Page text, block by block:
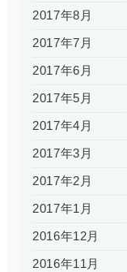
2017年8月
2017年7月
2017年6月
2017年5月
2017年4月
2017年3月
2017年2月
2017年1月
2016年12月
2016年11月